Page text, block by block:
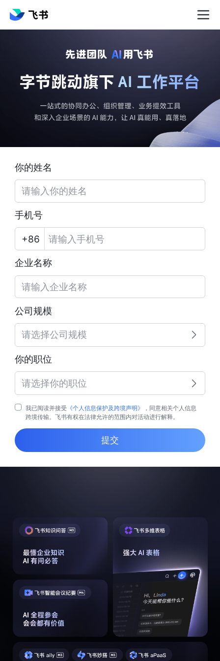
你的姓名
手机号
企业名称
公司规模
请选择公司规模
你的职位
请选择你的职位
我已阅读并接受 《个人信息保护及跨境声明》
，同意相关个人信息
跨境传输。飞书有权在法律允许的范围内对活动进行解释。
提交